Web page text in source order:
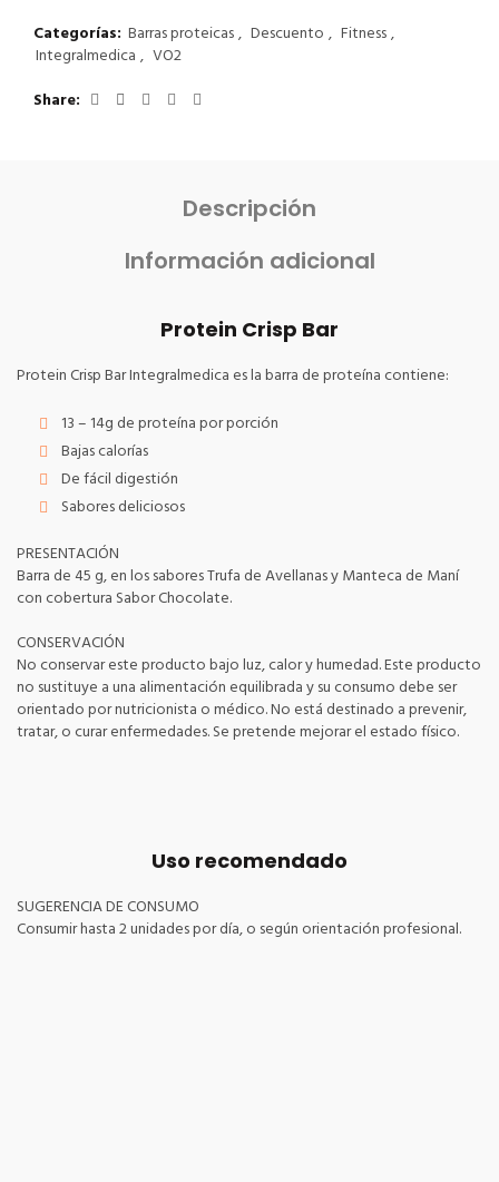
Categorías: Barras proteicas, Descuento , Fitness,
Integralmedica , VO2
Share
Descripción
Información adicional
Protein Crisp Bar
Protein Crisp Bar Integralmedica es la barra de proteína contiene:
13 – 14g de proteína por porción
Bajas calorías
De fácil digestión
Sabores deliciosos
PRESENTACIÓN
Barra de 45 g, en los sabores Trufa de Avellanas y Manteca de Maní
con cobertura Sabor Chocolate.
CONSERVACIÓN
No conservar este producto bajo luz, calor y humedad. Este producto
no sustituye a una alimentación equilibrada y su consumo debe ser
orientado por nutricionista o médico. No está destinado a prevenir,
tratar, o curar enfermedades. Se pretende mejorar el estado físico.
Uso recomendado
SUGERENCIA DE CONSUMO
Consumir hasta 2 unidades por día, o según orientación profesional.